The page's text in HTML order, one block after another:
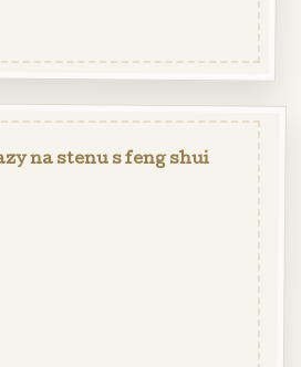
na stenu s feng shui